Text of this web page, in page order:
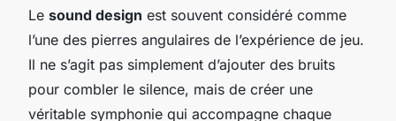
Le sound design est souvent considéré comme
l’une des pierres angulaires de l’expérience de jeu.
Il ne s’agit pas simplement d’ajouter des bruits
pour combler le silence, mais de créer une
véritable symphonie qui accompagne chaque